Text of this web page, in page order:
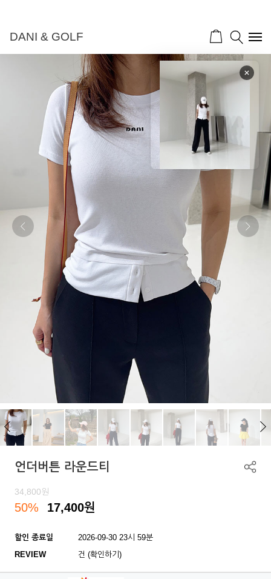
DANI & GOLF
언더버튼 라운드티
34,800원
50% 17,400원
할인 종료일
2026-09-30 23시 59분
REVIEW
건 (확인하기)